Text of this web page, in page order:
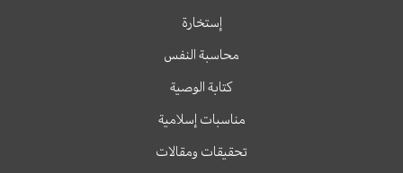
إستخارة
محاسبة النفس
كتابة الوصية
مناسبات إسلامية
تحقيقات ومقالات